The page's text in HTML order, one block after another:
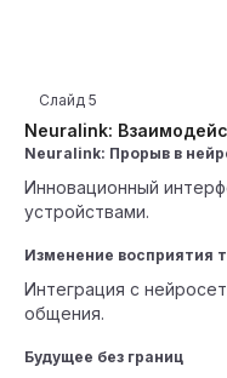
Neuralink:
Слайд 5
Neuralink: Прорыв в
Инновационный
устройствами.
Изменение восприятия
Интеграция с
общения.
Будущее без границ